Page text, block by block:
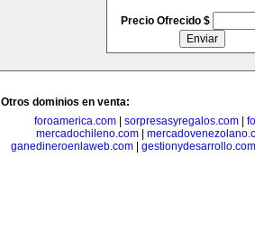
Precio Ofrecido $
Otros dominios en venta:
foroamerica.com
sorpresasyregalos.com
mercadochileno.com
ganedineroenlaweb.com
gestionydesarrollo.com